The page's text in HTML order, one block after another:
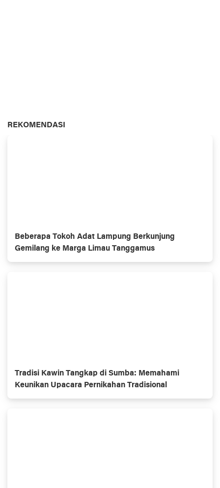
REKOMENDASI
Beberapa Tokoh Adat Lampung Berkunjung
Gemilang ke Marga Limau Tanggamus
Tradisi Kawin Tangkap di Sumba: Memahami
Keunikan Upacara Pernikahan Tradisional